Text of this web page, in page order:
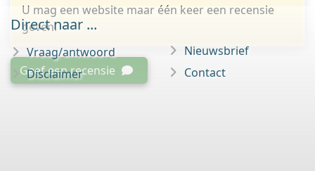
U mag een website maar één keer een recensie
geven.
Geef een recensie
Direct naar ...
Vraag/antwoord
Disclaimer
Nieuwsbrief
Contact